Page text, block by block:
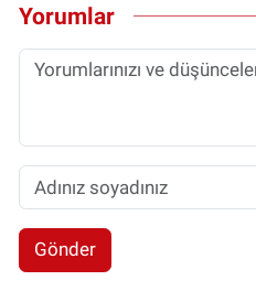
Yorumlar
Gönder